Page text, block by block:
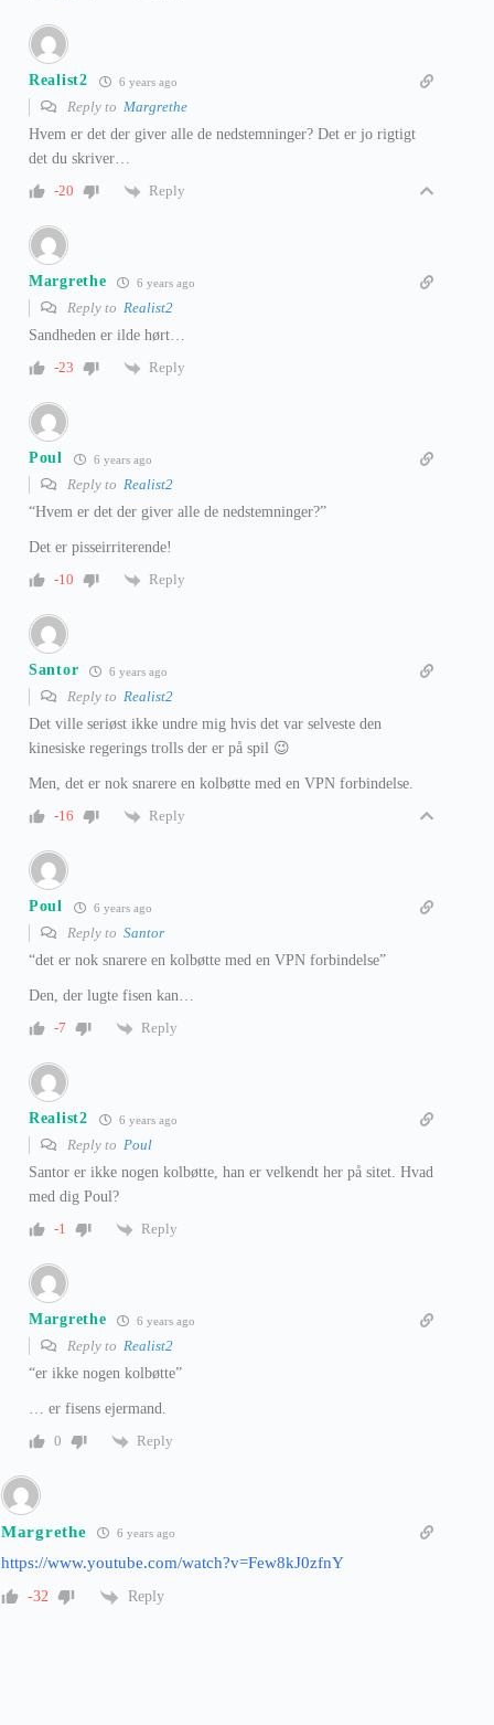
Realist2 6 years ago
Reply to Margrethe
Hvem er det der giver alle de nedstemninger? Det er jo rigtigt
det du skriver…
-20
Reply
Margrethe 6 years ago
Reply to Realist2
Sandheden er ilde hørt…
-23
Reply
Poul 6 years ago
Reply to Realist2
“Hvem er det der giver alle de nedstemninger?”
Det er pisseirriterende!
-10
Reply
Santor 6 years ago
Reply to Realist2
Det ville seriøst ikke undre mig hvis det var selveste den
kinesiske regerings trolls der er på spil 😉
Men, det er nok snarere en kolbøtte med en VPN forbindelse.
-16
Reply
Poul 6 years ago
Reply to Santor
“det er nok snarere en kolbøtte med en VPN forbindelse”
Den, der lugte fisen kan…
-7
Reply
Realist2 6 years ago
Reply to Poul
Santor er ikke nogen kolbøtte, han er velkendt her på sitet. Hvad
med dig Poul?
-1
Reply
Margrethe 6 years ago
Reply to Realist2
“er ikke nogen kolbøtte”
… er fisens ejermand.
0
Reply
Margrethe 6 years ago
https://www.youtube.com/watch?v=Few8kJ0zfnY
-32 Reply